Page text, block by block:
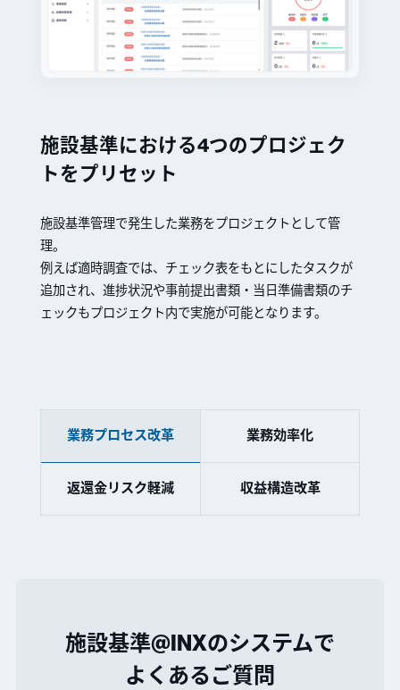
施設基準における4つのプロジェク
トをプリセット
施設基準管理で発生した業務をプロジェクトとして管
理。
例えば適時調査では、チェック表をもとにしたタスクが
追加され、進捗状況や事前提出書類・当日準備書類のチ
ェックもプロジェクト内で実施が可能となります。
ライセンスフリー
適時調査対策
ベンチマーク
業務プロセス改革 業務効率化
返還金リスク軽減 収益構造改革
施設基準@INXのシステムで
よくあるご質問